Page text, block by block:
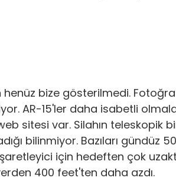
bize gösterilmedi.
AR-15'ler daha isabetli
sitesi var. Silahın teleskopik
bilinmiyor. Bazıları gündüz
için hedeften çok
400 feet'ten daha azdı.